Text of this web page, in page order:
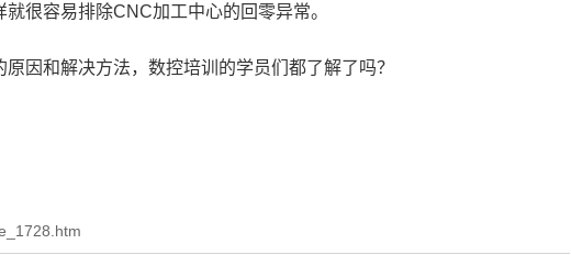
就很容易排除CNC加工中心的回零异常。
因和解决方法，数控培训的学员们都了解了吗？